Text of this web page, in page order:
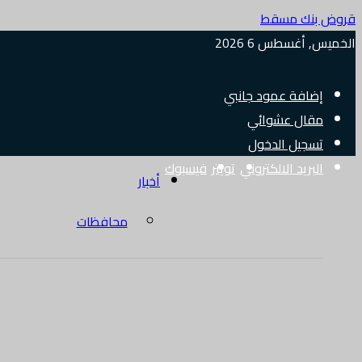
قروض بنك مسقط
الخميس, أغسطس 6 2026
إضافة عمود جانبي
مقال عشوائي
تسجيل الدخول
البريد الالكتروني تويتر فيسبوك
أخبار
محافظات